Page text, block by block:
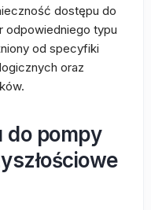
dostępu do
odpowiedniego typu
od specyfiki
oraz
do pompy